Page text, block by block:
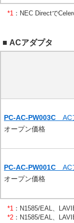
*1 ： NEC Directで
■ ACアダプタ
PC-AC-PW003C AC
オープン価格
PC-AC-PW001C AC
オープン価格
*1 ： N1585/EAL、
*2 ： N1585/EAL、